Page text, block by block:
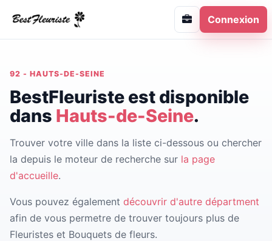
Connexion
92 - HAUTS-DE-SEINE
BestFleuriste est disponible
dans Hauts-de-Seine.
Trouver votre ville dans la liste ci-dessous ou chercher
la depuis le moteur de recherche sur la page
d'accueille.
Vous pouvez également découvrir d'autre départment
afin de vous permetre de trouver toujours plus de
Fleuristes et Bouquets de fleurs.